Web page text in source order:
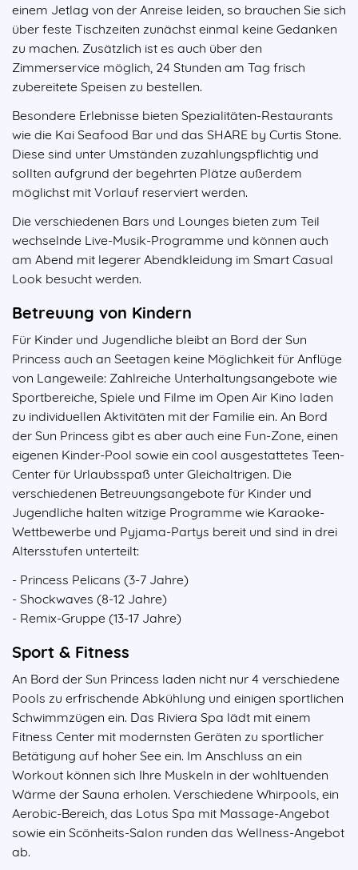
einem Jetlag von der Anreise leiden, so brauchen Sie sich
über feste Tischzeiten zunächst einmal keine Gedanken
zu machen. Zusätzlich ist es auch über den
Zimmerservice möglich, 24 Stunden am Tag frisch
zubereitete Speisen zu bestellen.
Besondere Erlebnisse bieten Spezialitäten-Restaurants
wie die Kai Seafood Bar und das SHARE by Curtis Stone.
Diese sind unter Umständen zuzahlungspflichtig und
sollten aufgrund der begehrten Plätze außerdem
möglichst mit Vorlauf reserviert werden.
Die verschiedenen Bars und Lounges bieten zum Teil
wechselnde Live-Musik-Programme und können auch
am Abend mit legerer Abendkleidung im Smart Casual
Look besucht werden.
Betreuung von Kindern
Für Kinder und Jugendliche bleibt an Bord der Sun
Princess auch an Seetagen keine Möglichkeit für Anflüge
von Langeweile: Zahlreiche Unterhaltungsangebote wie
Sportbereiche, Spiele und Filme im Open Air Kino laden
zu individuellen Aktivitäten mit der Familie ein. An Bord
der Sun Princess gibt es aber auch eine Fun-Zone, einen
eigenen Kinder-Pool sowie ein cool ausgestattetes Teen-
Center für Urlaubsspaß unter Gleichaltrigen. Die
verschiedenen Betreuungsangebote für Kinder und
Jugendliche halten witzige Programme wie Karaoke-
Wettbewerbe und Pyjama-Partys bereit und sind in drei
Altersstufen unterteilt:
- Princess Pelicans (3-7 Jahre)
- Shockwaves (8-12 Jahre)
- Remix-Gruppe (13-17 Jahre)
Sport & Fitness
An Bord der Sun Princess laden nicht nur 4 verschiedene
Pools zu erfrischende Abkühlung und einigen sportlichen
Schwimmzügen ein. Das Riviera Spa lädt mit einem
Fitness Center mit modernsten Geräten zu sportlicher
Betätigung auf hoher See ein. Im Anschluss an ein
Workout können sich Ihre Muskeln in der wohltuenden
Wärme der Sauna erholen. Verschiedene Whirpools, ein
Aerobic-Bereich, das Lotus Spa mit Massage-Angebot
sowie ein Scönheits-Salon runden das Wellness-Angebot
ab.